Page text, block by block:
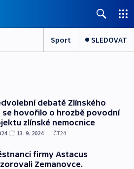
Sport SLEDOVAT
debatě Zlínského
se hovořilo o hrozbě povodní
zlínské nemocnice
13. 9. 2024 | ČT24
firmy Astacus
Zemanovce.